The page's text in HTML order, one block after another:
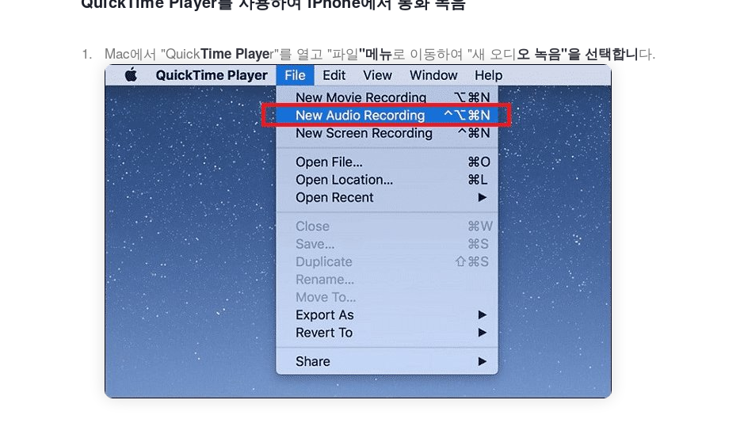
Mac에서 "QuickTime Player"를 열고 "파일"메뉴로 이동하여 "새 오디오 녹음"을 선택합니다.